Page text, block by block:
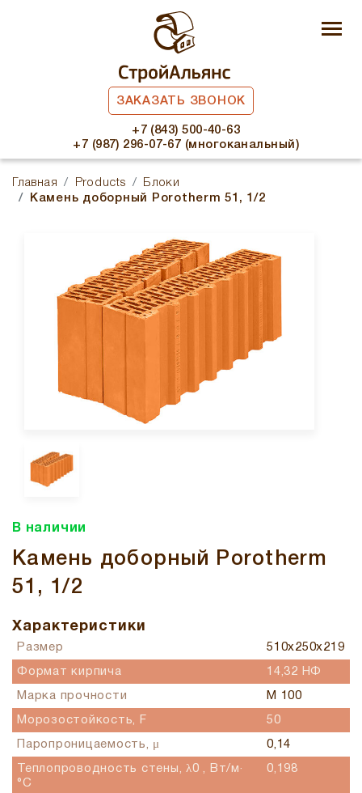
ЗАКАЗАТЬ ЗВОНОК
+7 (843) 500-40-63
+7 (987) 296-07-67 (многоканальный)
Главная Products
Блоки
Камень доборный Рorotherm 51, 1/2
В наличии
Камень доборный Рorotherm
51, 1/2
Характеристики
Размер 510х250х219
Формат кирпича 14,32 НФ
Марка прочности М 100
Морозостойкость, F 50
Паропроницаемость, μ 0,14
Теплопроводность стены, λ0 , Вт/м·
°С
0,198